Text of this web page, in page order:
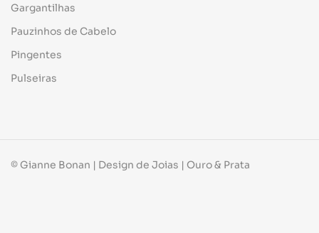
Gargantilhas
Pauzinhos de Cabelo
Pingentes
Pulseiras
© Gianne Bonan | Design de Joias | Ouro & Prata